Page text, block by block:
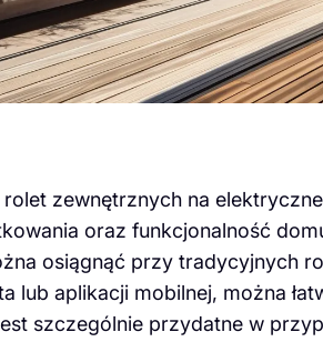
rolet zewnętrznych na
oraz funkcjonalność
osiągnąć przy tradycyjnych
lub aplikacji mobilnej, można
szczególnie przydatne w